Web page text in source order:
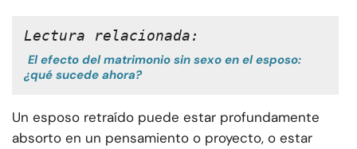
Lectura relacionada:
El efecto del matrimonio sin sexo en el esposo:
¿qué sucede ahora?
Un esposo retraído puede estar profundamente
absorto en un pensamiento o proyecto, o estar